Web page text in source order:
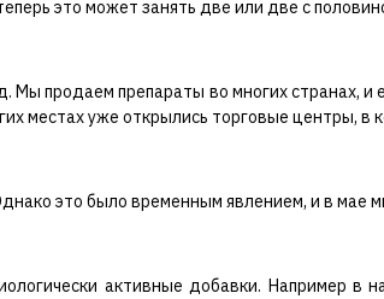
это может занять две или две с
продаем препараты во многих странах, и
местах уже открылись торговые центры,
это было временным явлением, и в мае
активные добавки. Например в